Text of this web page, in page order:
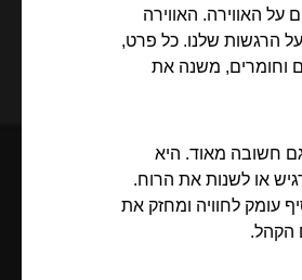
על האווירה. האווירה
הרגשות שלנו. כל פרט,
וחומרים, משנה את
חשובה מאוד. היא
או לשנות את הרוח.
עומק לחוויה ומחזק את
הקהל.